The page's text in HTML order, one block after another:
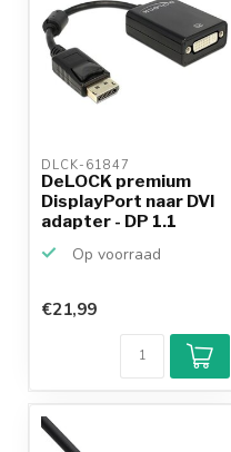
DLCK-61847
DeLOCK premium
DisplayPort naar DVI
adapter - DP 1.1
Op voorraad
€21,99